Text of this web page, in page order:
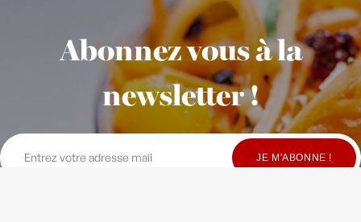
Abonnez vous à la
newsletter !